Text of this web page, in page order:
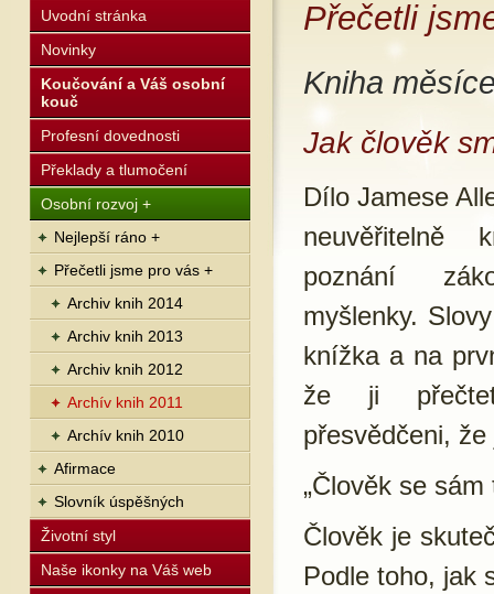
Uvodní stránka
Novinky
Koučování a Váš osobní
kouč
Profesní dovednosti
Překlady a tlumočení
Osobní rozvoj +
Nejlepší ráno +
Přečetli jsme pro vás +
Archiv knih 2014
Archiv knih 2013
Archiv knih 2012
Archív knih 2011
Archív knih 2010
Afirmace
Slovník úspěšných
Životní styl
Naše ikonky na Váš web
Přečetli
Kniha
Jak člověk
Dílo Jamese
neuvěřitelně
poznání
myšlenky.
knížka a na
že ji
přesvědčeni,
„Člověk se
Člověk je
Podle toho, jak